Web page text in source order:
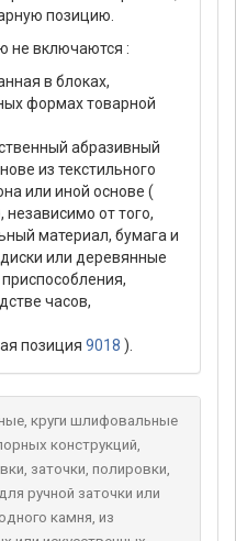
позицию.
не включаются :
в блоках,
формах товарной
абразивный
из текстильного
или иной основе (
независимо от того,
материал, бумага и
или деревянные
часов,
позиция 9018 ).
круги шлифовальные
конструкций,
заточки, полировки,
ручной заточки или
камня, из